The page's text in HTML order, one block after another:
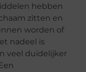
hebben
zitten en
worden of
nadeel is
veel duidelijker